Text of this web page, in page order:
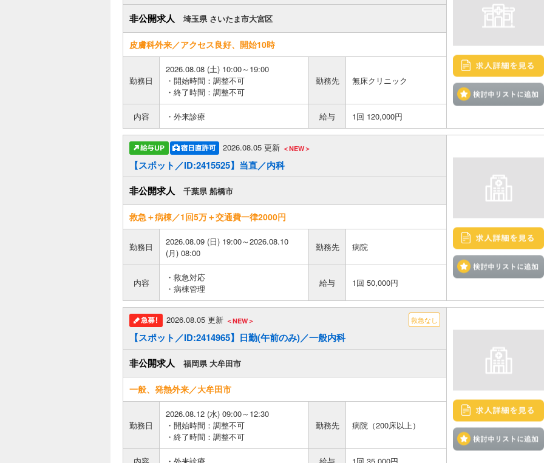
非公開求人 埼玉県 さいたま市大宮区
皮膚科外来／アクセス良好、開始10時
勤務日
2026.08.08 (土) 10:00～19:00
・開始時間：調整不可
・終了時間：調整不可
勤務先 無床クリニック
内容 ・外来診療 給与 1回 120,000円
2026.08.05 更新 ＜NEW＞
【スポット／ID:2415525】当直／内科
非公開求人 千葉県 船橋市
救急＋病棟／1回5万＋交通費一律2000円
勤務日
2026.08.09 (日) 19:00～2026.08.10
(月) 08:00
勤務先 病院
内容
・救急対応
・病棟管理
給与 1回 50,000円
2026.08.05 更新 ＜NEW＞ 救急なし
【スポット／ID:2414965】日勤(午前のみ)／一般内科
非公開求人 福岡県 大牟田市
一般、発熱外来／大牟田市
勤務日
2026.08.12 (水) 09:00～12:30
・開始時間：調整不可
・終了時間：調整不可
勤務先 病院（200床以上）